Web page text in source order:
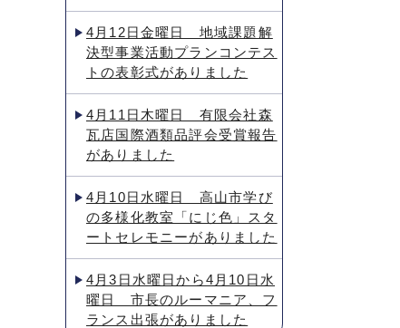
4月12日金曜日 地域課題解
決型事業活動プランコンテス
トの表彰式がありました
4月11日木曜日 有限会社森
瓦店国際酒類品評会受賞報告
がありました
4月10日水曜日 高山市学び
の多様化教室「にじ色」スタ
ートセレモニーがありました
4月3日水曜日から4月10日水
曜日 市長のルーマニア、フ
ランス出張がありました